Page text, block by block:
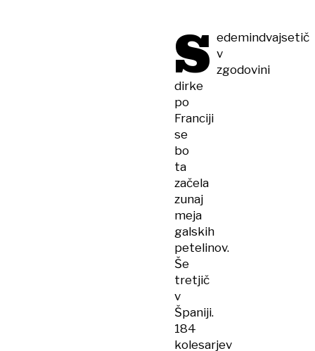
S edemindvajsetič
v
zgodovini
dirke
po
Franciji
se
bo
ta
začela
zunaj
meja
galskih
petelinov.
Še
tretjič
v
Španiji.
184
kolesarjev